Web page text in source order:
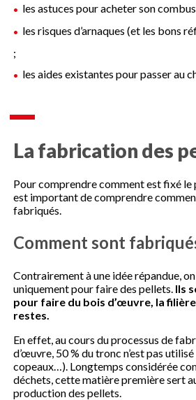
les astuces pour acheter son
les risques d’arnaques (et les bons
;
les aides existantes pour passer au
La fabrication des
Pour comprendre comment est fixé le
est important de comprendre
fabriqués.
Comment sont
Contrairement à une idée répandue, on
uniquement pour faire des pellets. Ils
pour faire du bois d’œuvre, la
restes.
En effet, au cours du processus de
d’œuvre, 50 % du tronc n’est pas
copeaux…). Longtemps considérée
déchets, cette matière première sert
production des pellets.